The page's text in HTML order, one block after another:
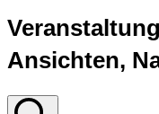
Ansichten,